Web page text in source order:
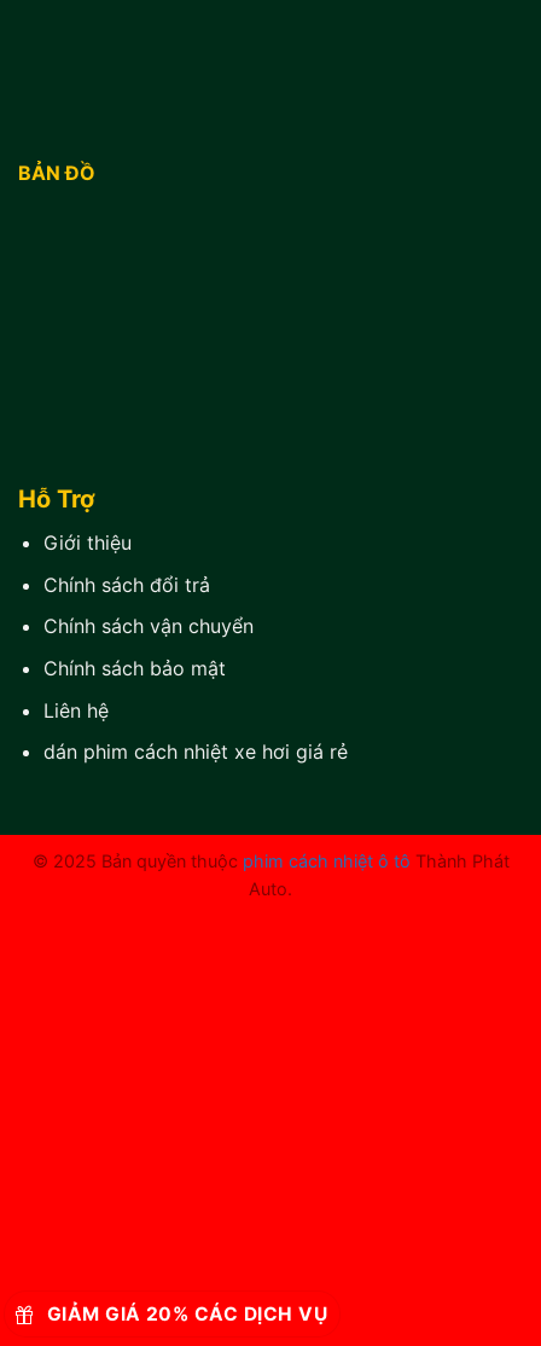
BẢN ĐỒ
Hỗ Trợ
Giới thiệu
Chính sách đổi trả
Chính sách vận chuyển
Chính sách bảo mật
Liên hệ
dán phim cách nhiệt xe hơi giá rẻ
GIẢM GIÁ 20% CÁC DỊCH VỤ
© 2025 Bản quyền thuộc phim cách nhiệt ô tô Thành Phát
Auto.